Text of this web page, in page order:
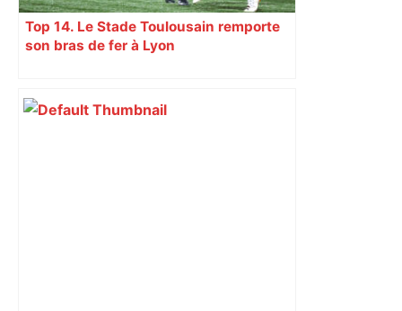
Top 14. Le Stade Toulousain remporte
son bras de fer à Lyon